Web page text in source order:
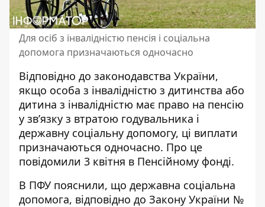
Для осіб з інвалідністю пенсія і соціальна
допомога призначаються одночасно
Відповідно до законодавства України,
якщо особа з інвалідністю з дитинства або
дитина з інвалідністю має право на пенсію
у зв’язку з втратою годувальника і
державну соціальну допомогу, ці виплати
призначаються одночасно. Про це
повідомили 3 квітня в Пенсійному фонді.
В ПФУ пояснили, що державна соціальна
допомога, відповідно до Закону України №